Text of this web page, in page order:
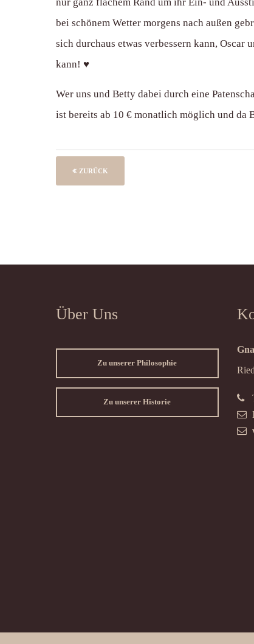
bei schönem Wetter morgens nach außen
sich durchaus etwas verbessern kann,
kann! ♥️
Wer uns und Betty dabei durch eine
ist bereits ab 10 € monatlich möglich und da
ZURÜCK
Über Uns
Zu unserer Philosophie
Zu unserer Historie